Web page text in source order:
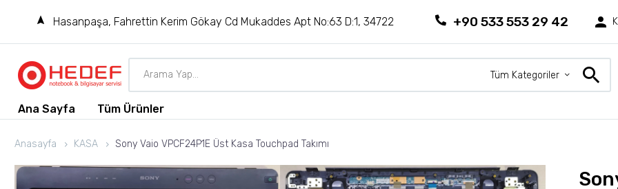
Hasanpaşa, Fahrettin Kerim Gökay Cd Mukaddes Apt No:63 D:1, 34722 +90 533 553 29 42
Tüm Kategoriler
Ana Sayfa Tüm Ürünler
Anasayfa KASA Sony Vaio VPCF24P1E Üst Kasa Touchpad Takımı